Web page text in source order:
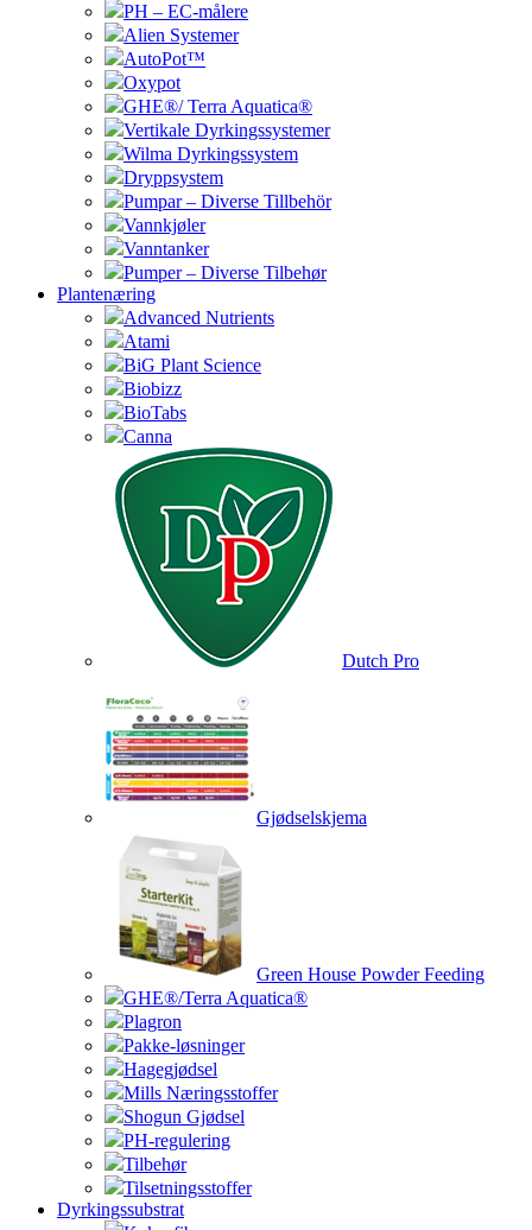
PH – EC-målere
Alien Systemer
AutoPot™
Oxypot
GHE®/ Terra Aquatica®
Vertikale Dyrkingssystemer
Wilma Dyrkingssystem
Dryppsystem
Pumpar – Diverse Tillbehör
Vannkjøler
Vanntanker
Pumper – Diverse Tilbehør
Plantenæring
Advanced Nutrients
Atami
BiG Plant Science
Biobizz
BioTabs
Canna
Dutch Pro
Gjødselskjema
Green House Powder Feeding
GHE®/Terra Aquatica®
Plagron
Pakke-løsninger
Hagegjødsel
Mills Næringsstoffer
Shogun Gjødsel
PH-regulering
Tilbehør
Tilsetningsstoffer
Dyrkingssubstrat